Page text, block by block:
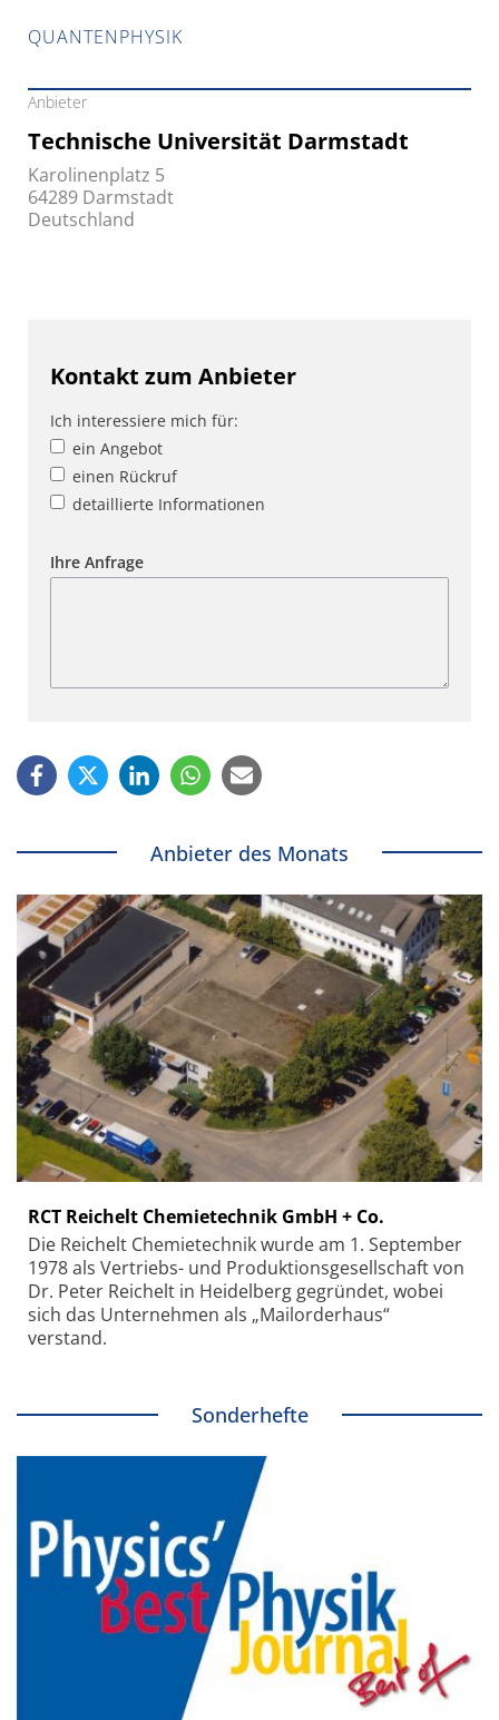
QUANTENPHYSIK
Anbieter
Technische Universität Darmstadt
Karolinenplatz 5
64289 Darmstadt
Deutschland
Kontakt zum Anbieter
Ich interessiere mich für:
ein Angebot
einen Rückruf
detaillierte Informationen
Ihre Anfrage
Anbieter des Monats
RCT Reichelt Chemietechnik GmbH + Co.
Die Reichelt Chemietechnik wurde am 1. September
1978 als Vertriebs- und Produktionsgesellschaft von
Dr. Peter Reichelt in Heidelberg gegründet, wobei
sich das Unternehmen als „Mailorderhaus“
verstand.
Sonderhefte